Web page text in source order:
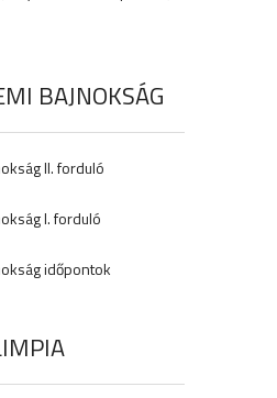
BAJNOKSÁG
II. forduló
I. forduló
időpontok